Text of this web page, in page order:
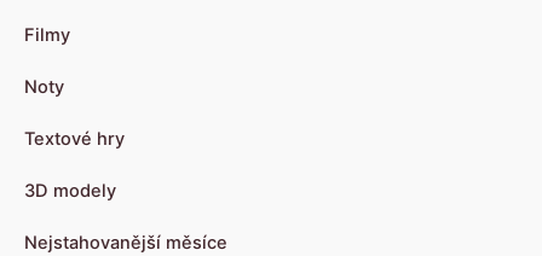
Filmy
Noty
Textové hry
3D modely
Nejstahovanější měsíce